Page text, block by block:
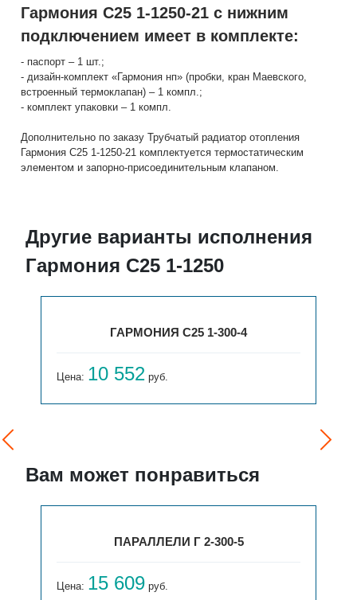
Гармония С25 1-1250-21 с нижним
подключением имеет в комплекте:
- паспорт – 1 шт.;
- дизайн-комплект «Гармония нп» (пробки, кран Маевского,
встроенный термоклапан) – 1 компл.;
- комплект упаковки – 1 компл.
Дополнительно по заказу Трубчатый радиатор отопления
Гармония С25 1-1250-21 комплектуется термостатическим
элементом и запорно-присоединительным клапаном.
Другие варианты исполнения
Гармония С25 1-1250
ГАРМОНИЯ С25 1-300-4
Цена: 10 552 руб.
Вам может понравиться
ПАРАЛЛЕЛИ Г 2-300-5
Цена: 15 609 руб.